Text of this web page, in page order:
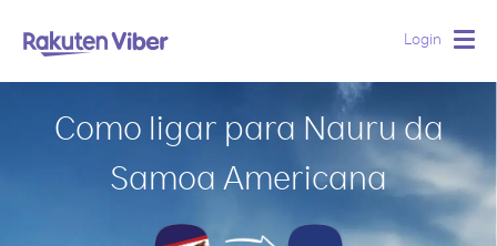
Login
Como ligar para Nauru da
Samoa Americana